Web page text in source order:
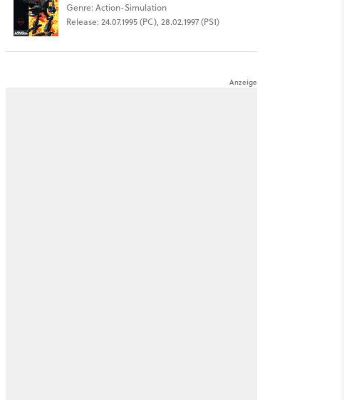
Genre: Action-Simulation
Release: 24.07.1995 (PC), 28.02.1997 (PS1)